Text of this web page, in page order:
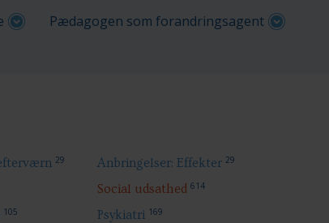
Pædagogen som forandringsagent
29
105
Anbringelser: Effekter 29
Social udsathed 614
Psykiatri 169